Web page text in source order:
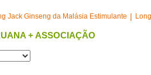
Jack Ginseng da Malásia Estimulante
+ ASSOCIAÇÃO